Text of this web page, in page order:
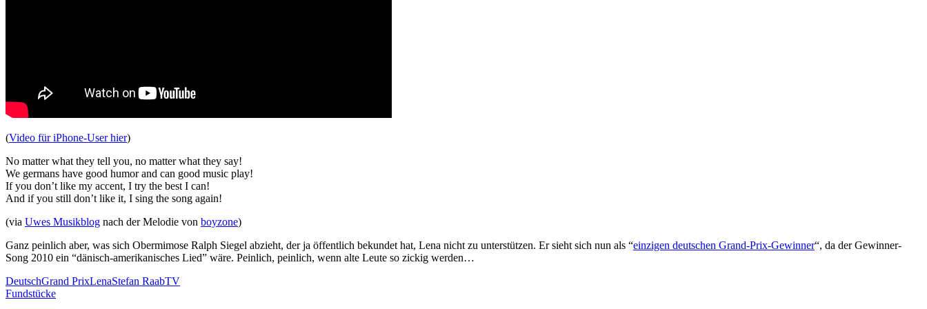
(Video für iPhone-User hier)
No matter what they tell you, no matter what they say!
We germans have good humor and can good music play!
If you don’t like my accent, I try the best I can!
And if you still don’t like it, I sing the song again!
(via Uwes Musikblog nach der Melodie von boyzone)
Ganz peinlich aber, was sich Obermimose Ralph Siegel abzieht, der ja öffentlich bekundet hat, Lena nicht zu unterstützen. Er sieht sich nun als “einzigen deutschen Grand-Prix-Gewinner“, da der Gewinner-
Song 2010 ein “dänisch-amerikanisches Lied” wäre. Peinlich, peinlich, wenn alte Leute so zickig werden…
DeutschGrand PrixLenaStefan RaabTV
Fundstücke